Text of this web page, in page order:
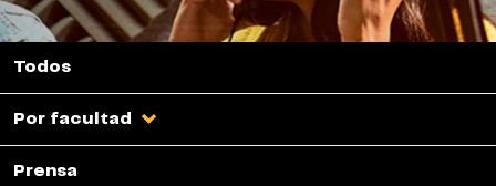
Todos
Por facultad
Prensa